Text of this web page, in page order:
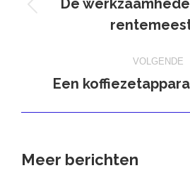
bericht
De
VOLGENDE
Een
Meer berichten